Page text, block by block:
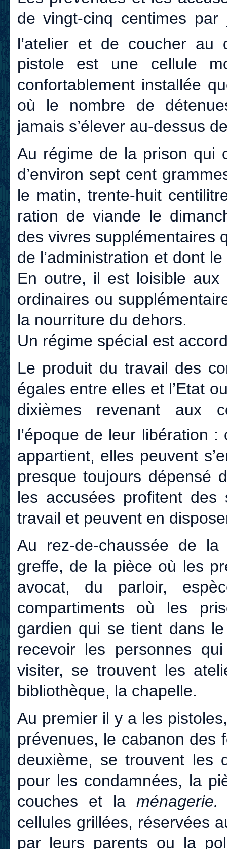
de vingt-cinq centimes
l’atelier et de coucher au
pistole est une cellule
confortablement installée
où le nombre de
jamais s’élever au-dessus
Au régime de la prison qui
d’environ sept cent
le matin, trente-huit
ration de viande le
des vivres supplémentaires
de l’administration et dont
En outre, il est loisible
ordinaires ou
la nourriture du dehors.
Un régime spécial est
Le produit du travail des
égales entre elles et l’Etat
dixièmes revenant aux
l’époque de leur libération :
appartient, elles peuvent
presque toujours dépensé
les accusées profitent
travail et peuvent en
Au rez-de-chaussée de
greffe, de la pièce où les
avocat, du parloir,
compartiments où les
gardien qui se tient dans
recevoir les personnes
visiter, se trouvent les
bibliothèque, la chapelle.
Au premier il y a les
prévenues, le cabanon
deuxième, se trouvent les
pour les condamnées, la
couches et la
cellules grillées, réservées
par leurs parents ou la